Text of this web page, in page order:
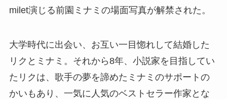
milet演じる前園ミナミの場面写真が解禁された。
大学時代に出会い、お互い一目惚れして結婚した
リクとミナミ。それから8年、小説家を目指してい
たリクは、歌手の夢を諦めたミナミのサポートの
かいもあり、一気に人気のベストセラー作家とな